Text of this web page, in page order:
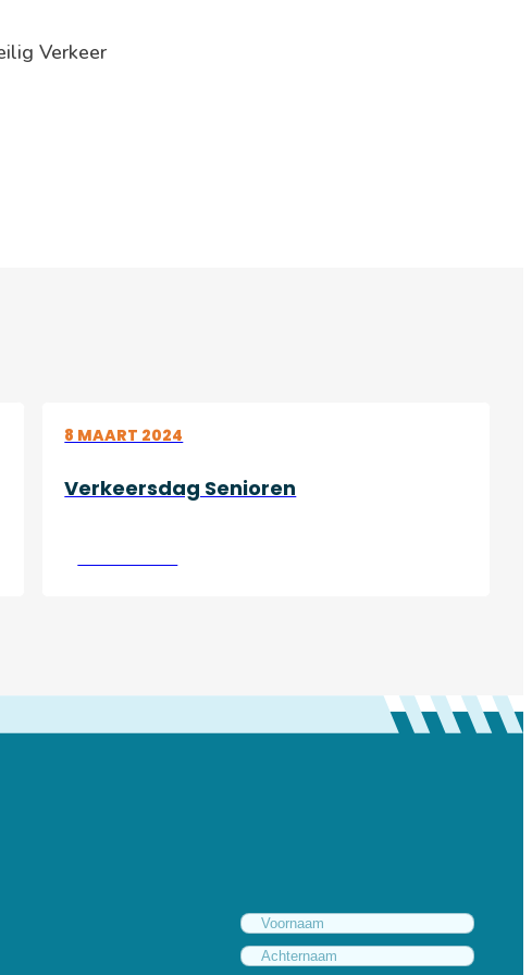
Verkeer
8 MAART 2024
Verkeersdag Senioren